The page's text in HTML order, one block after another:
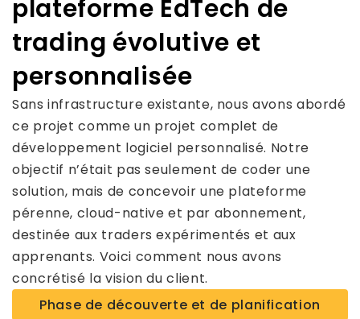
plateforme EdTech de
trading évolutive et
personnalisée
Sans infrastructure existante, nous avons abordé
ce projet comme un projet complet de
développement logiciel personnalisé. Notre
objectif n’était pas seulement de coder une
solution, mais de concevoir une plateforme
pérenne, cloud-native et par abonnement,
destinée aux traders expérimentés et aux
apprenants. Voici comment nous avons
concrétisé la vision du client.
Phase de découverte et de planification